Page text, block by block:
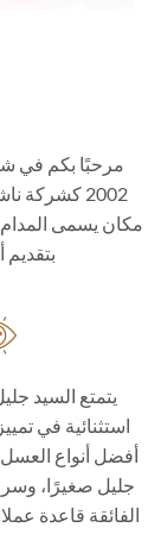
مرحبًا بكم في
2002
مكان يسمى
بتقديم
يتمتع السيد
استثنائية في
أفضل أنواع
جليل صغيرًا،
الفائقة قاعدة